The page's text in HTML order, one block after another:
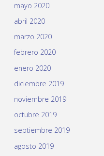
mayo 2020
abril 2020
marzo 2020
febrero 2020
enero 2020
diciembre 2019
noviembre 2019
octubre 2019
septiembre 2019
agosto 2019